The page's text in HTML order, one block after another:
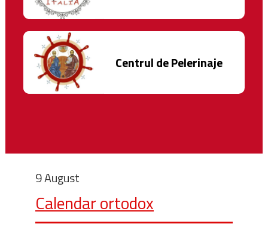
Centrul de Pelerinaje
9 August
Calendar ortodox